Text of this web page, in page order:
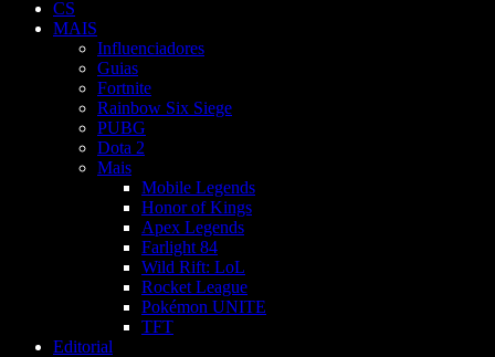
CS
MAIS
Influenciadores
Guias
Fortnite
Rainbow Six Siege
PUBG
Dota 2
Mais
Mobile Legends
Honor of Kings
Apex Legends
Farlight 84
Wild Rift: LoL
Rocket League
Pokémon UNITE
TFT
Editorial